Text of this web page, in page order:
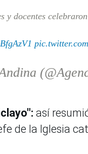
y docentes
así
de la Iglesia